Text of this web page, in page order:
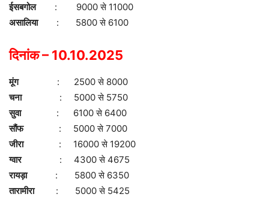
ईसबगोल
: 9000 से 11000
असालिया : 5800 से 6100
दिनांक – 10.10.2025
मूंग: 2500 से 8000
चना : 5000 से 5750
सुवा : 6100 से 6400
सौंफ
: 5000 से 7000
जीरा : 16000 से 19200
ग्वार
: 4300 से 4675
रायड़ा : 5800 से 6350
तारामीरा: 5000 से 5425